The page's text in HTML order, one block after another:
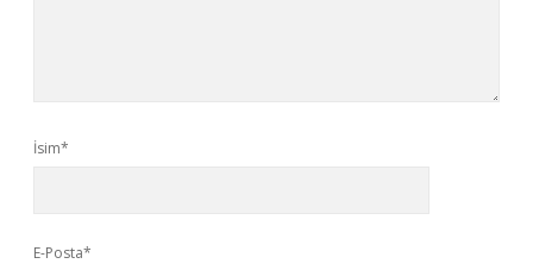
İsim*
E-Posta*